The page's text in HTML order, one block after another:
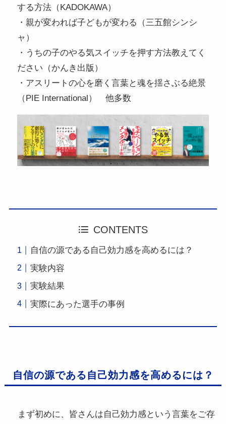
する方法（KADOKAWA）
・親が変われば子どもが変わる（三五館シンシ
ャ）
・うちの子のやる気スイッチを押す方法教えてく
ださい（かんき出版）
・アスリートの心を磨く言葉と魂を揺さぶる絶景
（PIE International） 他多数
CONTENTS
自信の源である自己効力感を高めるには？
実験内容
実験結果
実際にあった選手の事例
自信の源である自己効力感を高めるには？
まず初めに、皆さんは自己効力感という言葉をご存